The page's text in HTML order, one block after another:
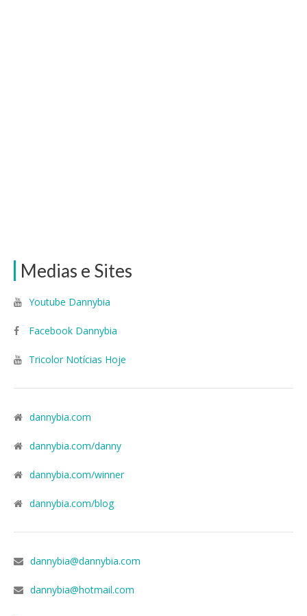
Medias e Sites
Youtube Dannybia
Facebook Dannybia
Tricolor Notícias Hoje
dannybia.com
dannybia.com/danny
dannybia.com/winner
dannybia.com/blog
dannybia@dannybia.com
dannybia@hotmail.com